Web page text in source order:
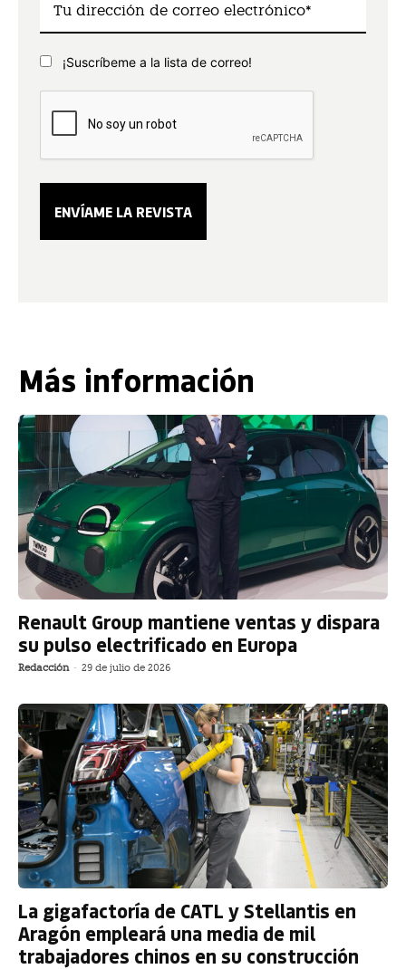
¡Suscríbeme a la lista de correo!
Más información
Renault Group mantiene ventas y dispara
su pulso electrificado en Europa
Redacción - 29 de julio de 2026
La gigafactoría de CATL y Stellantis en
Aragón empleará una media de mil
trabajadores chinos en su construcción